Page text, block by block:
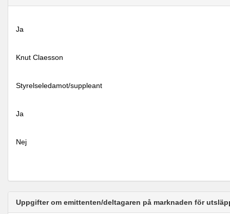
Ja
Knut Claesson
Styrelseledamot/suppleant
Ja
Nej
Uppgifter om emittenten/deltagaren på marknaden för